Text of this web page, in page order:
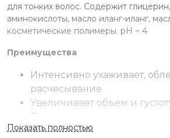
для тонких волос. Содержит
аминокислоты, масло иланг-иланг,
косметические полимеры. рН ~ 4
Преимущества
Интенсивно ухаживает,
расчесывание
Увеличивает объем и
Положительно влияет на
укрепляет волосяные
Показать полностью